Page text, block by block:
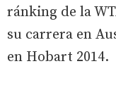
ránking de la
su carrera en
en Hobart 2014.